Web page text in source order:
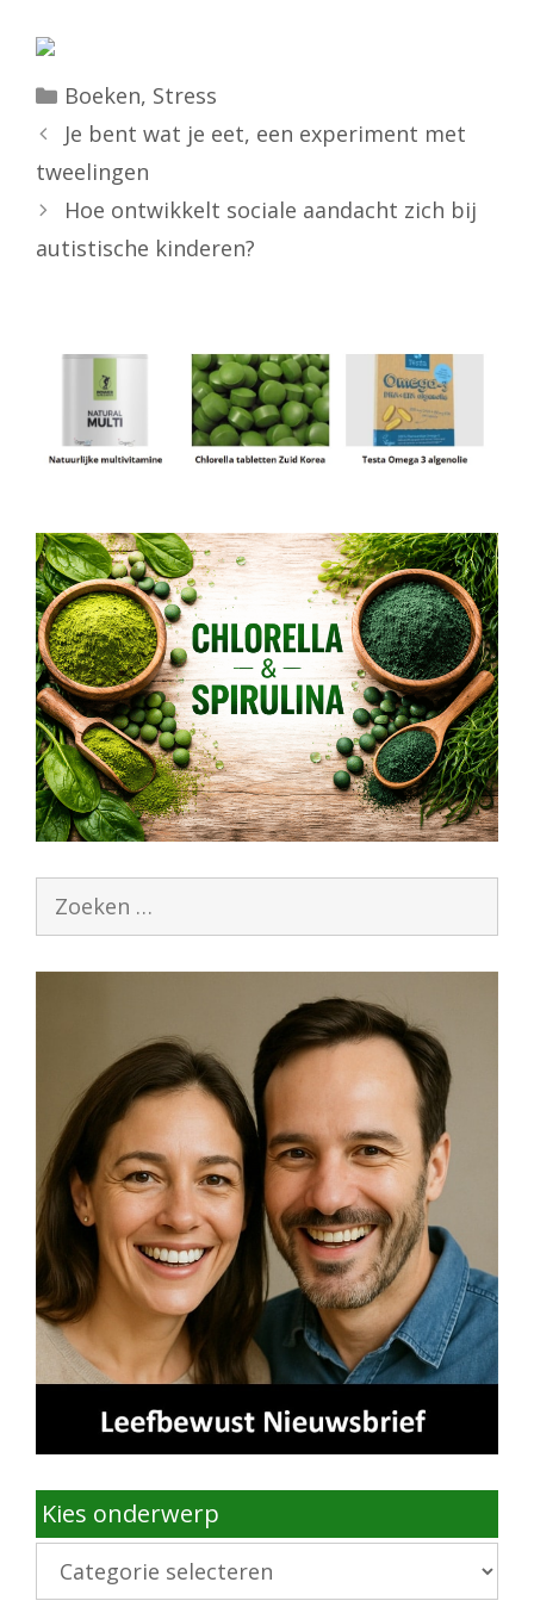
Categorieën
Boeken, Stress
Je bent wat je eet, een experiment met
tweelingen
Hoe ontwikkelt sociale aandacht zich bij
autistische kinderen?
Zoek
Kies onderwerp
Kies
onderwerp